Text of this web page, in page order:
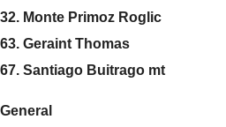
32. Monte Primoz Roglic
63. Geraint Thomas
67. Santiago Buitrago mt
General